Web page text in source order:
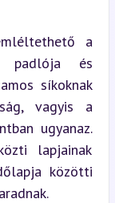
a
padlója és
síkoknak
vagyis a
ugyanaz.
lapjainak
közötti